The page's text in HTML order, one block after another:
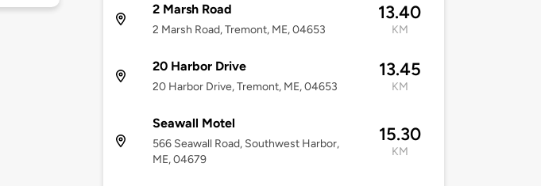
2 Marsh Road
2 Marsh Road, Tremont, ME, 04653
13.40
KM
20 Harbor Drive
20 Harbor Drive, Tremont, ME, 04653
13.45
KM
Seawall Motel
566 Seawall Road, Southwest Harbor,
ME, 04679
15.30
KM